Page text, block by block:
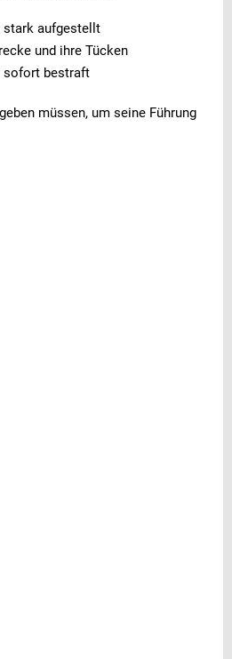
stark aufgestellt
und ihre Tücken
sofort bestraft
müssen, um seine Führung